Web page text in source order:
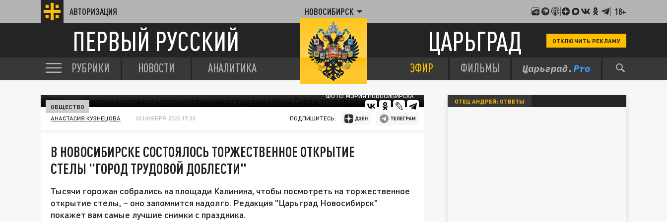
АВТОРИЗАЦИЯ НОВОСИБИРСК 18+
ПЕРВЫЙ РУССКИЙ ЦАРЬГРАД ОТКЛЮЧИТЬ РЕКЛАМУ
РУБРИКИ НОВОСТИ АНАЛИТИКА ЭФИР ФИЛЬМЫ
ФОТО: МЭРИЯ НОВОСИБИРСКА
ОБЩЕСТВО
АНАСТАСИЯ КУЗНЕЦОВА 03 НОЯБРЯ 2022 17:33 ПОДПИШИТЕСЬ:
В НОВОСИБИРСКЕ СОСТОЯЛОСЬ ТОРЖЕСТВЕННОЕ ОТКРЫТИЕ
СТЕЛЫ "ГОРОД ТРУДОВОЙ ДОБЛЕСТИ"
Тысячи горожан собрались на площади Калинина, чтобы посмотреть на торжественное
открытие стелы, – оно запомнится надолго. Редакция "Царьград Новосибирск"
покажет вам самые лучшие снимки с праздника.
ОТЕЦ АНДРЕЙ: ОТВЕТЫ